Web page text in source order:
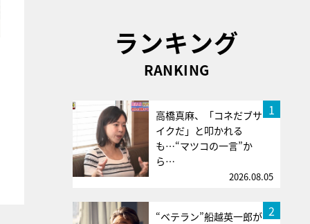
ランキング
RANKING
1
高橋真麻、「コネだブサ
イクだ」と叩かれる
も…“マツコの一言”か
ら…
2026.08.05
2
“ベテラン”船越英一郎が